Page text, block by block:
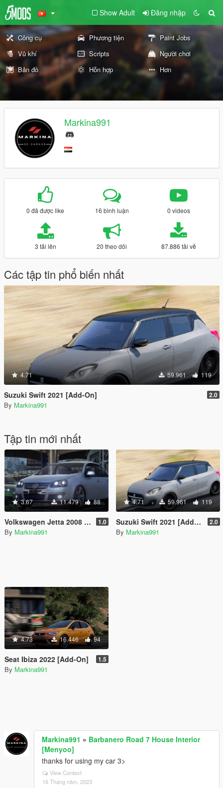
Show Adult Đăng nhập
Công cụ Phương tiện
Paint Jobs
Vũ khí
Scripts
Người chơi
Bản đồ
Hỗn hợp Hơn
Markina991
0 đã được like 16 bình luận 0 videos
3 tải lên 20 theo dõi 87.886 tải về
Các tập tin phổ biến nhất
4.71 59.961 119
Suzuki Swift 2021 [Add-On] 2.0
By Markina991
Tập tin mới nhất
3.67 11.479 88
Volkswagen Jetta 2008 [Add-On / Replace] 1.0
By Markina991
4.71 59.961 119
Suzuki Swift 2021 [Add-On] 2.0
By Markina991
4.73 16.446 94
Seat Ibiza 2022 [Add-On] 1.5
By Markina991
Markina991 » Barbanero Road 7 House Interior
[Menyoo]
thanks for using my car 3>
View Context
16 Tháng năm, 2023